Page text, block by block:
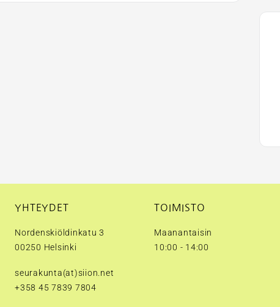
YHTEYDET
Nordenskiöldinkatu 3
00250 Helsinki
seurakunta(at)siion.net
+358 45 7839 7804
TOIMISTO
Maanantaisin
10:00 - 14:00